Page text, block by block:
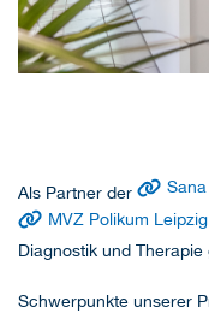
Als Partner der
MVZ Polikum Leipzig
Diagnostik und
Schwerpunkte unserer